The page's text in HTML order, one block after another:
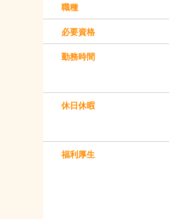
職種
必要資格
勤務時間
休日休暇
福利厚生